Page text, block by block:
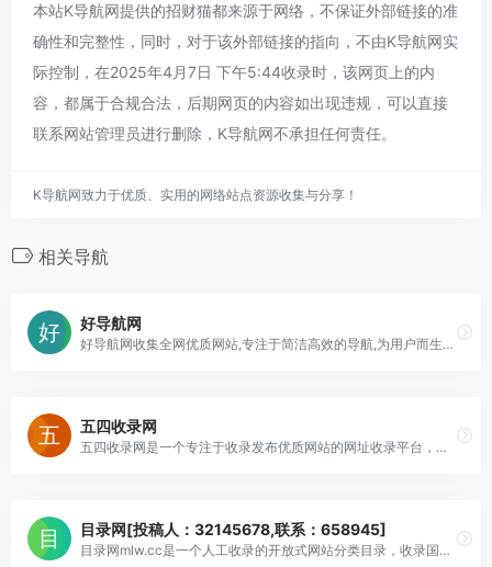
本站K导航网提供的招财猫都来源于网络，不保证外部链接的准
确性和完整性，同时，对于该外部链接的指向，不由K导航网实
际控制，在2025年4月7日 下午5:44收录时，该网页上的内
容，都属于合规合法，后期网页的内容如出现违规，可以直接
联系网站管理员进行删除，K导航网不承担任何责任。
K导航网致力于优质、实用的网络站点资源收集与分享！
相关导航
好导航网
好导航网收集全网优质网站,专注于简洁高效的导航,为用户而生的导航,在这里汇聚了网上较为优秀的网站,目的是满足用户日常的网址导航需求,帮助用户发现更多有趣的网站
五四收录网
五四收录网是一个专注于收录发布优质网站的网址收录平台，采用开放导航式的网站大全,专业为广大站长提供网站网址免费提交收录！
目录网[投稿人：32145678,联系：658945]
目录网mlw.cc是一个人工收录的开放式网站分类目录，收录国内外、各行业优秀网站，将网站提交到目录网，能为你的网站增加收录入口！为用户提供网站分类目录检索、优秀